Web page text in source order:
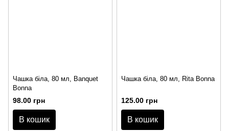
Чашка біла, 80 мл, Banquet
Bonna
98.00 грн
В кошик
Чашка біла, 80 мл, Rita Bonna
125.00 грн
В кошик